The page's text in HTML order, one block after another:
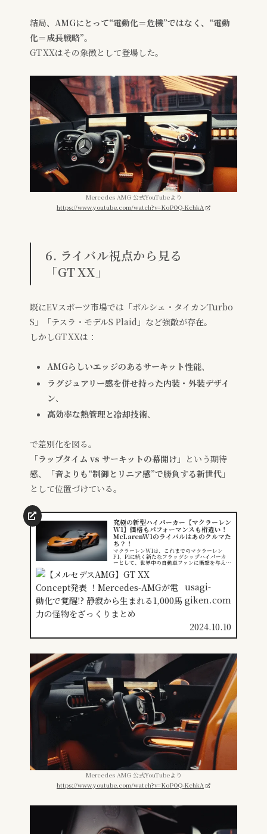
結局、 AMGにとって“電動化＝危機”ではなく、“電動
化＝成長戦略”。
GT XXはその象徴として登場した。
Mercedes AMG 公式YouTubeより
https://www.youtube.com/watch?v=KoPOQ-KchkA
6. ライバル視点から見る
「GT XX」
既にEVスポーツ市場では「ポルシェ・タイカンTurbo
S」「テスラ・モデルS Plaid」など強敵が存在。
しかしGT XXは：
AMGらしいエッジのあるサーキット性能、
ラグジュアリー感を併せ持った内装・外装デザイ
ン、
高効率な熱管理と冷却技術、
で差別化を図る。
「ラップタイム vs サーキットの幕開け」 という期待
感、
「音よりも“制御とリニア感”で勝負する新世代」
として位置づけている。
究極の新型ハイパーカー【マクラーレン
W1】価格もパフォーマンスも桁違い！
McLarenW1のライバルはあのクルマた
ち？！
マクラーレンW1は、これまでのマクラーレン
F1、P1に続く新たなフラッグシップハイパーカ
ーとして、世界中の自動車ファンに衝撃を与えま
との違いライバル車候...
usagi-
giken.com
2024.10.10
Mercedes AMG 公式YouTubeより
https://www.youtube.com/watch?v=KoPOQ-KchkA